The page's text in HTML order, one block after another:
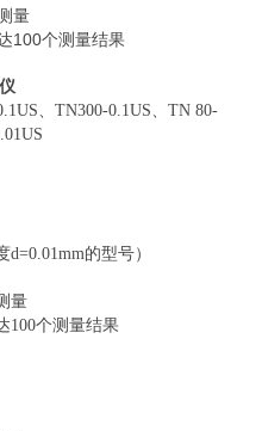
量
100个测量结果
、TN300-0.1US、TN 80-
的型号）
量
100个测量结果